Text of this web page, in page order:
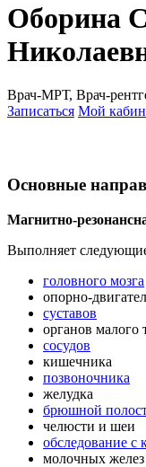
Оборина
Врач-МРТ, Врач-
Записаться Мой
Основные
Магнитно-
Выполняет
головного мозга
опорно-
суставов
органов малого
сосудов
кишечника
позвоночника
желудка
брюшной
челюсти и шеи
обследование с
молочных желез